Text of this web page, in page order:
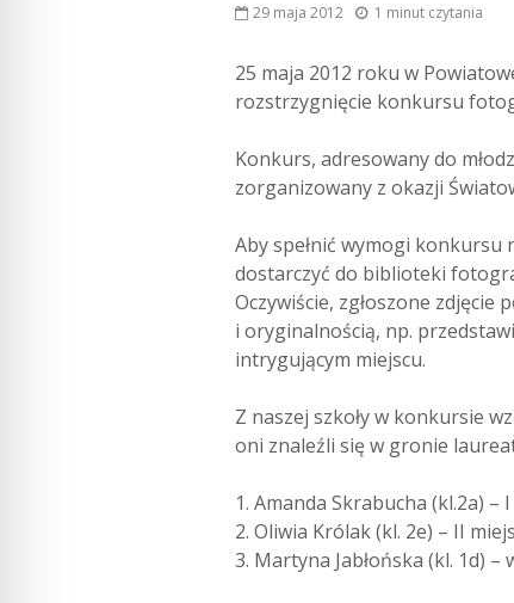
29 maja 2012 1 minut czytania
25 maja 2012 roku w
rozstrzygnięcie konkursu
Konkurs, adresowany do
zorganizowany z okazji
Aby spełnić wymogi konkursu
dostarczyć do biblioteki
Oczywiście, zgłoszone zdjęcie
i oryginalnością, np.
intrygującym miejscu.
Z naszej szkoły w konkursie
oni znaleźli się w gronie
1. Amanda Skrabucha (kl.2a) –
2. Oliwia Królak (kl. 2e) – II
3. Martyna Jabłońska (kl. 1d) –